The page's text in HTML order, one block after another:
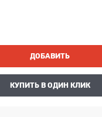
ДОБАВИТЬ
КУПИТЬ В ОДИН КЛИК